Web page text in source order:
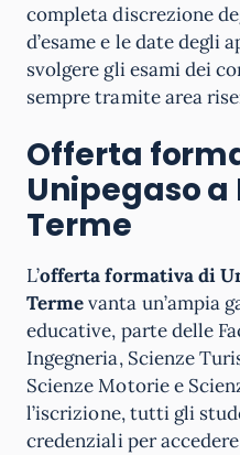
completa discrezione
d’esame e le date degli
svolgere gli esami dei
sempre tramite area
Offerta
Unipegaso a
Terme
L’offerta formativa di
Termevanta un’ampia
educative, parte delle
Ingegneria, Scienze
Scienze Motorie e
l’iscrizione, tutti gli
credenziali per